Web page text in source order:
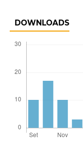
DOWNLOADS